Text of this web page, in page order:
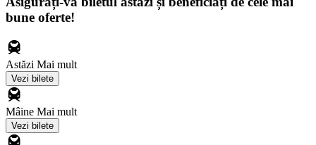
bune oferte!
Astăzi Mai mult
Vezi bilete
Mâine Mai mult
Vezi bilete